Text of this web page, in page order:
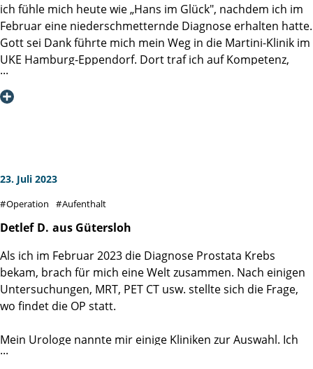
Meine klare Empfehlung - Probleme mit der Prostata -
dann Martini-Klinik.
Herzlichen Dank an alle Mitarbeiter der Martini- Klinik und
VG Lutz
ich fühle mich heute wie „Hans im Glück", nachdem ich im
Februar eine niederschmetternde Diagnose erhalten hatte.
Gott sei Dank führte mich mein Weg in die Martini-Klinik im
UKE Hamburg-Eppendorf. Dort traf ich auf Kompetenz,
Empathie, Freundlichkeit und Pflegebereitschaft.
und eine hervorragende Nachsorge und Pflege erhalten
kompetent und jederzeit ansprechbar.
Ein LEUCHTTURM der PFLEGE! Es hätte nicht besser sein
Mein aufrichtiger Dank geht an die Oberärztin Frau Dr.
Valia Valeva und an das gesamte Team der Klinik.
Horn, Bad Meinberg
23. Juli 2023
Operation Aufenthalt
Detlef D. aus Gütersloh
Als ich im Februar 2023 die Diagnose Prostata Krebs
bekam, brach für mich eine Welt zusammen. Nach einigen
Untersuchungen, MRT, PET CT usw. stellte sich die Frage,
wo findet die OP statt.
Mein Urologe nannte mir einige Kliniken zur Auswahl. Ich
habe mich dann für die Martini-Klink in Hamburg